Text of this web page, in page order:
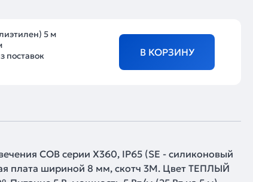
5 м
поставок В КОРЗИНУ
COB серии X360, IP65 (SE - силиконовый
плата шириной 8 мм, скотч 3M. Цвет ТЕПЛЫЙ